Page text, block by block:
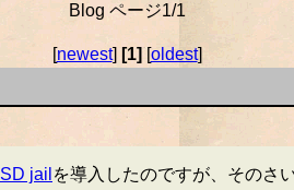
Blog ページ1/1
[newest] [1] [oldest]
jail を導入したのですが、そのさい